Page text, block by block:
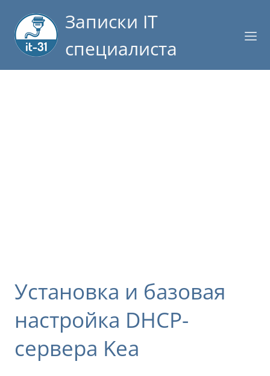
Записки IT
специалиста
Установка и базовая
настройка DHCP-
сервера Kea